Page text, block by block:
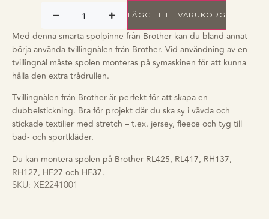
LÄGG TILL I VARUKORG
Med denna smarta spolpinne från Brother kan du bland annat
börja använda tvillingnålen från Brother. Vid användning av en
tvillingnål måste spolen monteras på symaskinen för att kunna
hålla den extra trådrullen.
Tvillingnålen från Brother är perfekt för att skapa en
dubbelstickning. Bra för projekt där du ska sy i vävda och
stickade textilier med stretch – t.ex. jersey, fleece och tyg till
bad- och sportkläder.
Du kan montera spolen på Brother RL425, RL417, RH137,
RH127, HF27 och HF37.
SKU: XE2241001